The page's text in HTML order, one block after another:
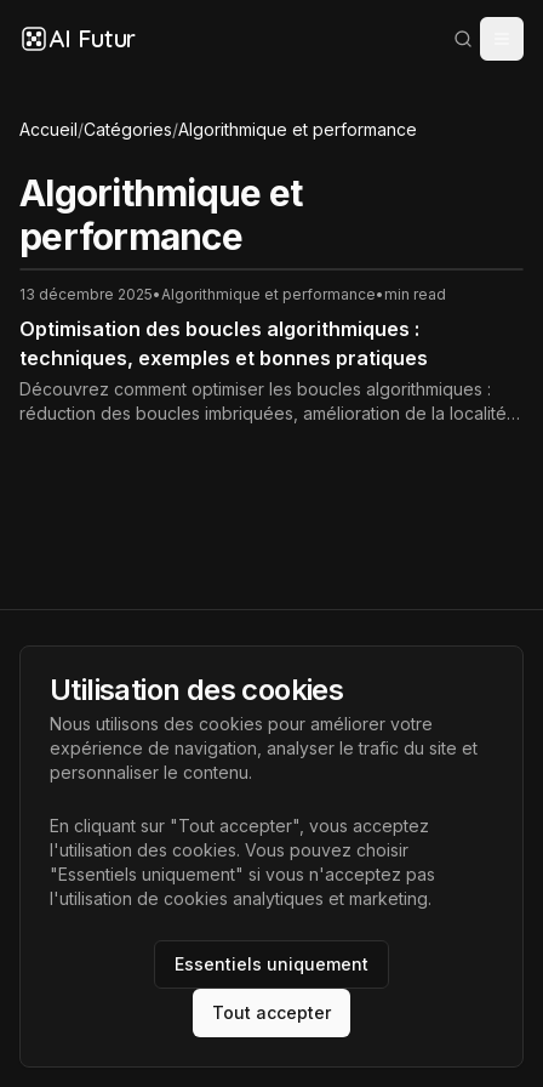
AI Futur
Accueil/Catégories/Algorithmique et performance
Algorithmique et
performance
13 décembre 2025•Algorithmique et performance• min read
Optimisation des boucles algorithmiques :
techniques, exemples et bonnes pratiques
Découvrez comment optimiser les boucles algorithmiques :
réduction des boucles imbriquées, amélioration de la localité
AI Futur
Portail de l'avenir de l'intelligence artificielle, vous aidant à
découvrir les dernières technologies IA.
Liens
Accueil
Articles
AI Futur. Tous droits réservés.
Utilisation des cookies
Nous utilisons des cookies pour améliorer votre
expérience de navigation, analyser le trafic du site et
personnaliser le contenu.
En cliquant sur "Tout accepter", vous acceptez
l'utilisation des cookies. Vous pouvez choisir
"Essentiels uniquement" si vous n'acceptez pas
l'utilisation de cookies analytiques et marketing.
Essentiels uniquement
Tout accepter